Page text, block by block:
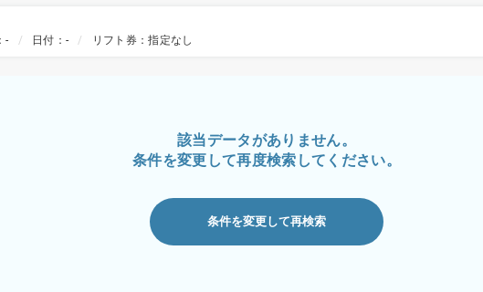
- 日付：- リフト券：指定なし
該当データがありません。
条件を変更して再度検索してください。
条件を変更して再検索